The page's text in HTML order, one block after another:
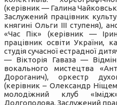
(керівник — Галина
Заслужений працівник
княгині Ольги III ступеня),
«Час Пік» (керівник —
працівник освіти України,
студія сучасної естрадної
— Вікторія Гаваза —
вокального мистецтва
Дороганич), оркестр
(керівник – Олександр
молодіжний клуб
Долгополова, Заслужений